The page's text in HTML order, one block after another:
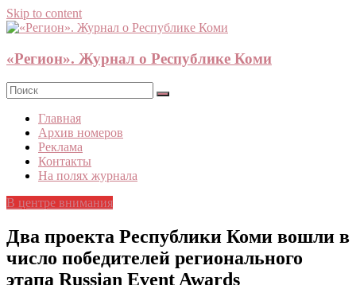
Skip to content
«Регион». Журнал о Республике Коми
Главная
Архив номеров
Реклама
Контакты
На полях журнала
В центре внимания
Два проекта Республики Коми вошли в
число победителей регионального
этапа Russian Event Awards